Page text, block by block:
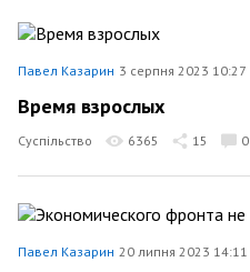
Павел Казарин 3 серпня 2023 10:27
Время взрослых
Суспільство 6365 15 0
Павел Казарин 20 липня 2023 14:11